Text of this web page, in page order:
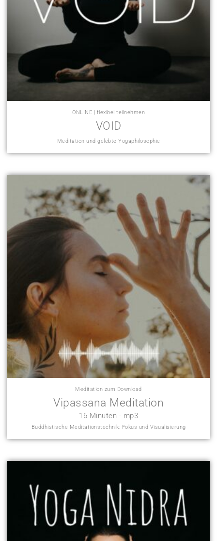
ONLINE | flexibel teilnehmen
VOID
Meditation und gelebte Yogaphilosophie
Meditation zum Download
Vipassana Meditation
16 Minuten - mp3
Buddhistische Meditationstechnik: Fokus und Visualisierung